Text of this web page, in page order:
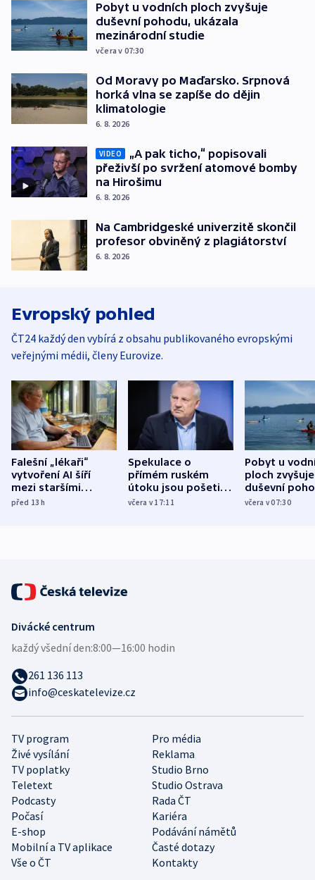
Pobyt u vodních ploch zvyšuje
duševní pohodu, ukázala
mezinárodní studie
včera v 07:30
Od Moravy po Maďarsko. Srpnová
horká vlna se zapíše do dějin
klimatologie
6. 8. 2026
VIDEO
„A pak ticho,“ popisovali
přeživší po svržení atomové bomby
na Hirošimu
6. 8. 2026
Na Cambridgeské univerzitě skončil
profesor obviněný z plagiátorství
6. 8. 2026
Evropský pohled
ČT24 každý den vybírá z obsahu publikovaného evropskými
veřejnými médii, členy Eurovize.
Falešní „lékaři“
vytvoření AI šíří
mezi staršími
Poláky nebezpečné
před 13h
Spekulace o
přímém ruském
útoku jsou pošetilé,
míní estonský
včera v 17:11
Pobyt u
ploch zvyšuje
duševní
ukázala
včera v 07:30
TV program
Pro média
Živé vysílání
Reklama
TV poplatky
Studio Brno
Teletext
Studio Ostrava
Podcasty
Rada ČT
Počasí
Kariéra
E-shop
Podávání námětů
Mobilní a TV aplikace
Časté dotazy
Vše o ČT
Kontakty
Divácké centrum
každý všední den:8:00—16:00 hodin
261 136 113
info@ceskatelevize.cz